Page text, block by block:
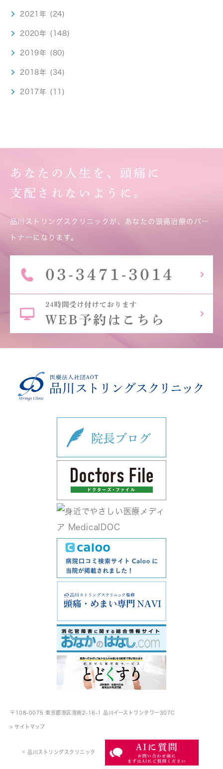
2021年 (24)
2020年 (148)
2019年 (80)
2018年 (34)
2017年 (11)
あなたの人生を、頭痛に
支配されないように。
品川ストリングスクリニックが、あなたの頭痛治療のパー
トナーになります。
〒108-0075 東京都港区港南2-16-1 品川イーストワンタワー307C
> サイトマップ
© 品川ストリングスクリニック